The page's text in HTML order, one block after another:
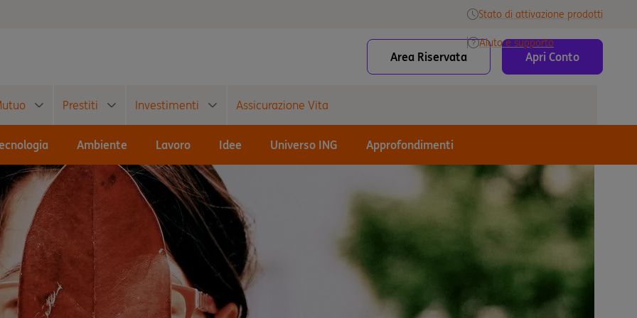
Stato di attivazione prodotti
Aiuto e supporto
Area Riservata Apri Conto
Prestiti Investimenti Assicurazione Vita
Ambiente Lavoro Idee Universo ING Approfondimenti